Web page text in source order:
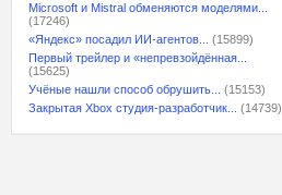
Microsoft и Mistral обменяются моделями...
(17246)
«Яндекс» посадил ИИ-агентов...
(15899)
Первый трейлер и «непревзойдённая...
(15625)
Учёные нашли способ обрушить...
(15153)
Закрытая Xbox студия-разработчик...
(14739)